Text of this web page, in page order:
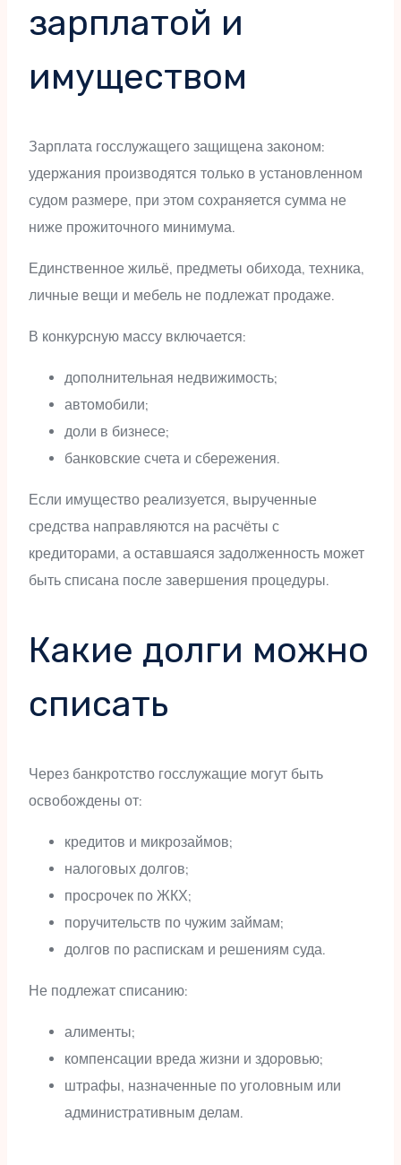
зарплатой и
имуществом
Зарплата госслужащего защищена законом:
удержания производятся только в установленном
судом размере, при этом сохраняется сумма не
ниже прожиточного минимума.
Единственное жильё, предметы обихода, техника,
личные вещи и мебель не подлежат продаже.
В конкурсную массу включается:
дополнительная недвижимость;
автомобили;
доли в бизнесе;
банковские счета и сбережения.
Если имущество реализуется, вырученные
средства направляются на расчёты с
кредиторами, а оставшаяся задолженность может
быть списана после завершения процедуры.
Какие долги можно
списать
Через банкротство госслужащие могут быть
освобождены от:
кредитов и микрозаймов;
налоговых долгов;
просрочек по ЖКХ;
поручительств по чужим займам;
долгов по распискам и решениям суда.
Не подлежат списанию:
алименты;
компенсации вреда жизни и здоровью;
штрафы, назначенные по уголовным или
административным делам.